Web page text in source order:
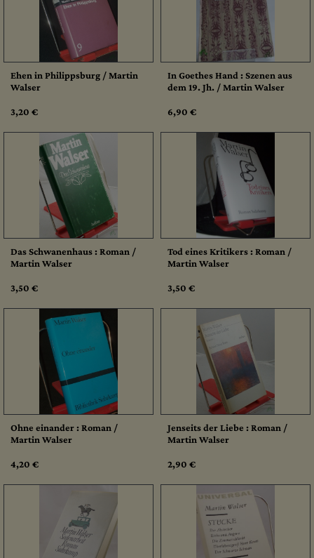
Ehen in Philippsburg / Martin
Walser
3,20 €
In Goethes Hand : Szenen aus
dem 19. Jh. / Martin Walser
6,90 €
Das Schwanenhaus : Roman /
Martin Walser
3,50 €
Tod eines Kritikers : Roman /
Martin Walser
3,50 €
Ohne einander : Roman /
Martin Walser
4,20 €
Jenseits der Liebe : Roman /
Martin Walser
2,90 €